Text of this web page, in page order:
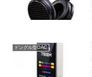
ドングル型DAC